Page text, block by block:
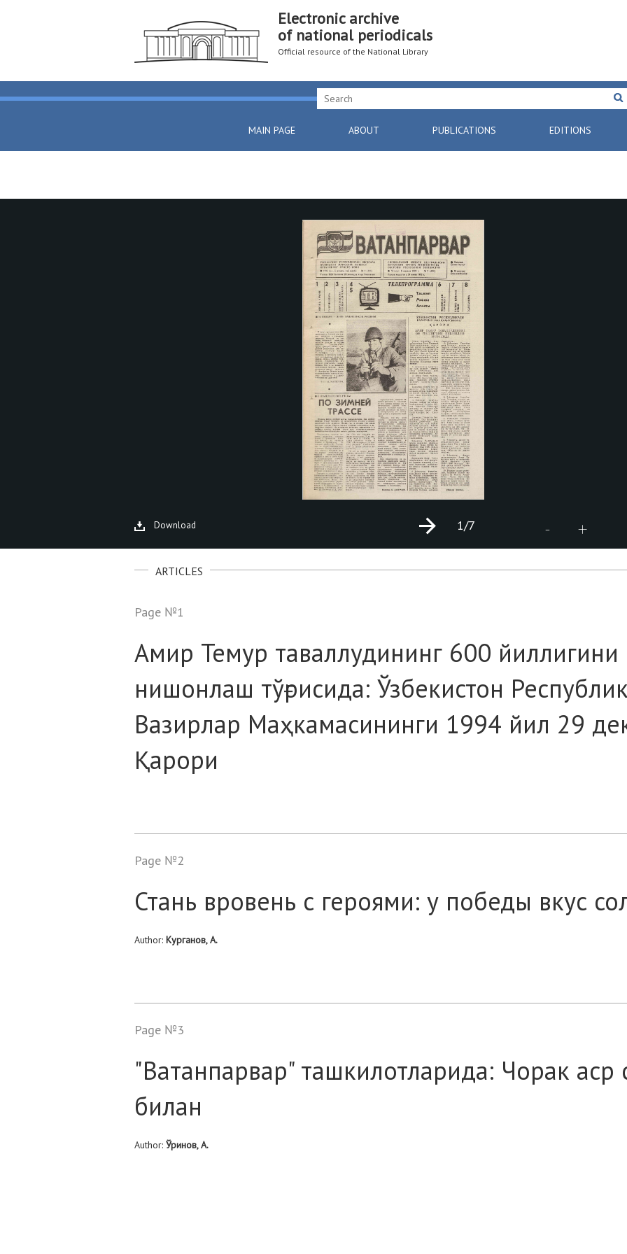
Electronic archive
of national periodicals
Official resource of the National Library
MAIN PAGE ABOUT PUBLICATIONS EDITIONS
Download - +
1/7
ARTICLES
Page №1
Амир Темур таваллудининг 600 йиллигини
нишонлаш тўғрисида: Ўзбекистон
Вазирлар Маҳкамасининги 1994 йил 29
Қарори
Page №2
Стань вровень с героями: у победы вкус
Author: Курганов, А.
Page №3
"Ватанпарвар" ташкилотларида: Чорак аср
билан
Author: Ўринов, А.